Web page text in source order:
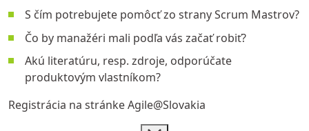
S čím potrebujete pomôcť zo stranyScrum Mastrov?
Čo by manažéri mali podľa vás začať robiť?
Akú literatúru, resp. zdroje, odporúčate
produktovým vlastníkom?
Registrácia na stránke Agile@Slovakia